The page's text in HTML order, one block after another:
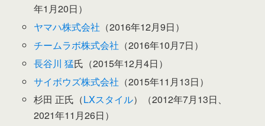
年1月20日）
ヤマハ株式会社 （2016年12月9日）
チームラボ株式会社 （2016年10月7日）
長谷川 猛氏（2015年12月4日）
サイボウズ株式会社 （2015年11月13日）
杉田 正氏（LXスタイル）（2012年7月13日、
2021年11月26日）